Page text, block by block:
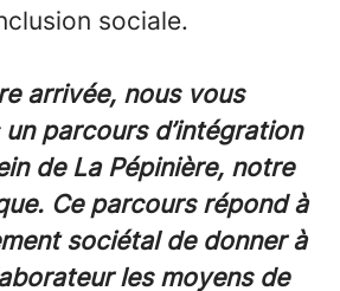
sociale.
arrivée, nous vous
parcours d’intégration
de La Pépinière, notre
Ce parcours répond à
sociétal de donner à
les moyens de